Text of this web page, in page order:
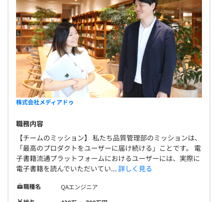
株式会社メディアドゥ
職務内容
【チームのミッション】 私たち品質管理部のミッションは、
「最高のプロダクトをユーザーに届け続ける」ことです。 電
子書籍流通プラットフォームにおけるユーザーには、実際に
電子書籍を読んでいただいてい... 詳しく見る
職種名
QAエンジニア